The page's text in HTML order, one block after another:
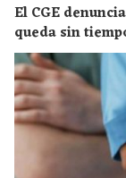
El CGE
queda sin
supone un
población